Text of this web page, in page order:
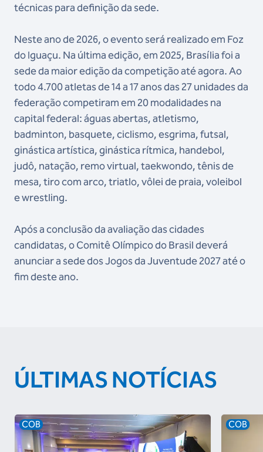
técnicas para definição da sede.
Neste ano de 2026, o evento será realizado em Foz
do Iguaçu. Na última edição, em 2025, Brasília foi a
sede da maior edição da competição até agora. Ao
todo 4.700 atletas de 14 a 17 anos das 27 unidades da
federação competiram em 20 modalidades na
capital federal: águas abertas, atletismo,
badminton, basquete, ciclismo, esgrima, futsal,
ginástica artística, ginástica rítmica, handebol,
judô, natação, remo virtual, taekwondo, tênis de
mesa, tiro com arco, triatlo, vôlei de praia, voleibol
e wrestling.
Após a conclusão da avaliação das cidades
candidatas, o Comitê Olímpico do Brasil deverá
anunciar a sede dos Jogos da Juventude 2027 até o
fim deste ano.
ÚLTIMAS NOTÍCIAS
COB COB